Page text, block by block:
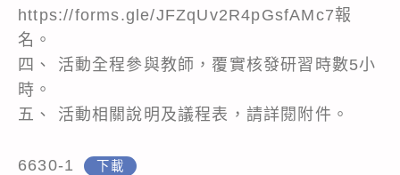
https://forms.gle/JFZqUv2R4pGsfAMc7報
名。
四、 活動全程參與教師，覆實核發研習時數5小
時。
五、 活動相關說明及議程表，請詳閱附件。
6630-1 下載